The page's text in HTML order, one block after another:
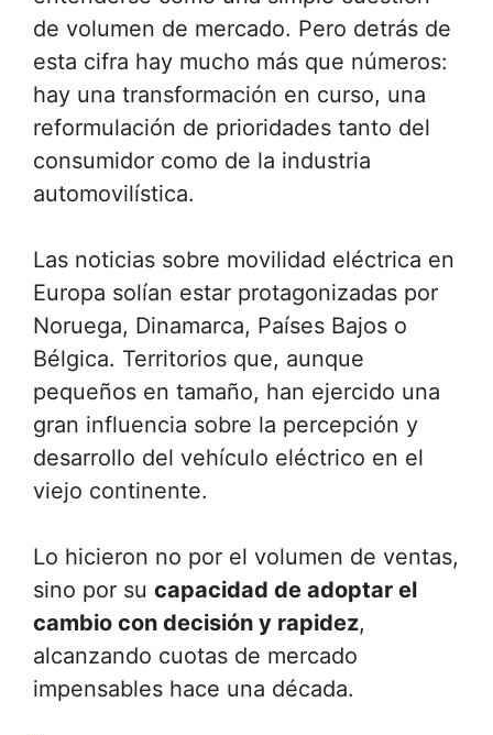
de volumen de mercado. Pero detrás de
esta cifra hay mucho más que números:
hay una transformación en curso, una
reformulación de prioridades tanto del
consumidor como de la industria
automovilística.
Las noticias sobre movilidad eléctrica en
Europa solían estar protagonizadas por
Noruega, Dinamarca, Países Bajos o
Bélgica. Territorios que, aunque
pequeños en tamaño, han ejercido una
gran influencia sobre la percepción y
desarrollo del vehículo eléctrico en el
viejo continente.
Lo hicieron no por el volumen de ventas,
sino por su capacidad de adoptar el
cambio con decisión y rapidez,
alcanzando cuotas de mercado
impensables hace una década.